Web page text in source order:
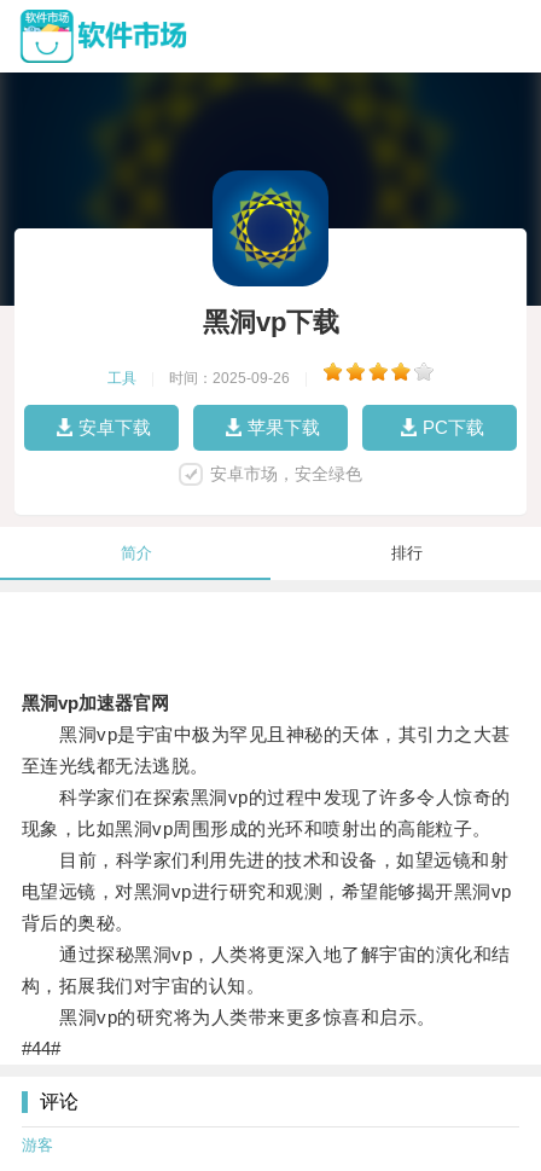
黑洞vp下载
工具 时间：2025-09-26
安卓下载 苹果下载 PC下载
安卓市场，安全绿色
简介 排行
黑洞vp加速器官网
黑洞vp是宇宙中极为罕见且神秘的天体，其引力之大甚
至连光线都无法逃脱。
科学家们在探索黑洞vp的过程中发现了许多令人惊奇的
现象，比如黑洞vp周围形成的光环和喷射出的高能粒子。
目前，科学家们利用先进的技术和设备，如望远镜和射
电望远镜，对黑洞vp进行研究和观测，希望能够揭开黑洞vp
背后的奥秘。
通过探秘黑洞vp，人类将更深入地了解宇宙的演化和结
构，拓展我们对宇宙的认知。
黑洞vp的研究将为人类带来更多惊喜和启示。
#44#
评论
游客